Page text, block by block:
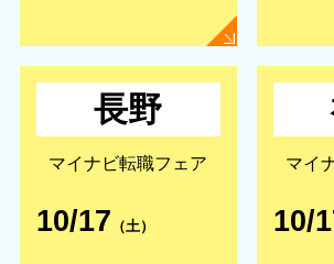
長野
マイナビ転職フェア
10/17 （土）
マイ
10/